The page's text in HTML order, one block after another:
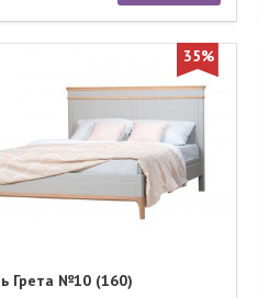
35%
Грета №10 (160)